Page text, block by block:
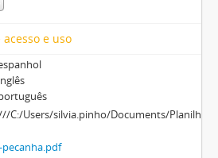
e uso
C:/Users/silvia.pinho/Documents/
pecanha.pdf